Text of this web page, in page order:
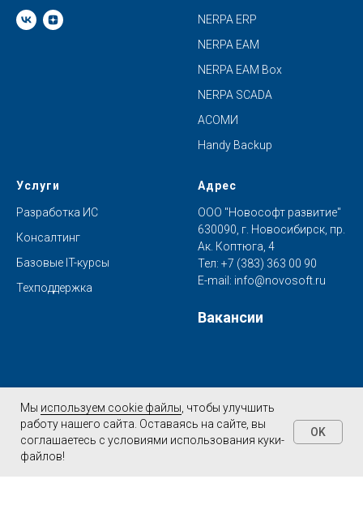
Мы используем cookie файлы , чтобы улучшить
работу нашего сайта. Оставаясь на сайте, вы
соглашаетесь с условиями использования куки-
файлов!
OK
NERPA ERP
NERPA EAM
NERPA EAM Box
NERPA SCADA
АСОМИ
Handy Backup
Услуги
Разработка ИС
Консалтинг
Базовые IT-курсы
Техподдержка
Адрес
ООО "Новософт развитие"
630090, г. Новосибирск, пр.
Ак. Коптюга, 4
Тел: +7 (383) 363 00 90
E-mail: info@novosoft.ru
Вакансии
Handy Backup